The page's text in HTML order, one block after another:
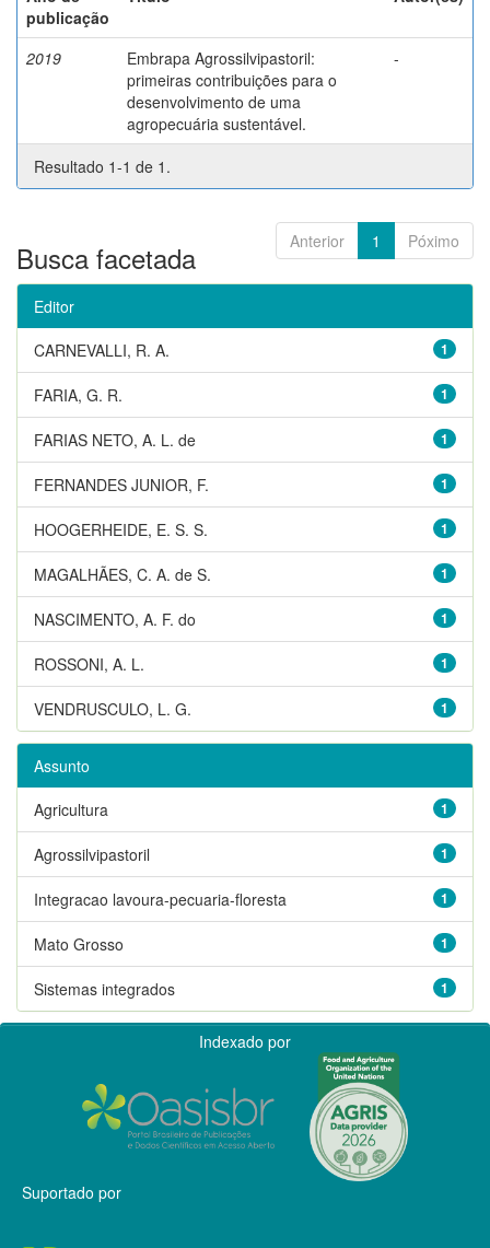
publicação
2019
Embrapa Agrossilvipastoril:
primeiras contribuições para o
desenvolvimento de uma
agropecuária sustentável.
-
Resultado 1-1 de 1.
Anterior 1 Póximo
Busca facetada
Editor
1
CARNEVALLI, R. A.
1
FARIA, G. R.
1
FARIAS NETO, A. L. de
1
FERNANDES JUNIOR, F.
1
HOOGERHEIDE, E. S. S.
1
MAGALHÃES, C. A. de S.
1
NASCIMENTO, A. F. do
1
ROSSONI, A. L.
1
VENDRUSCULO, L. G.
Assunto
1
Agricultura
1
Agrossilvipastoril
1
Integracao lavoura-pecuaria-floresta
1
Mato Grosso
1
Sistemas integrados
Indexado por
Suportado por